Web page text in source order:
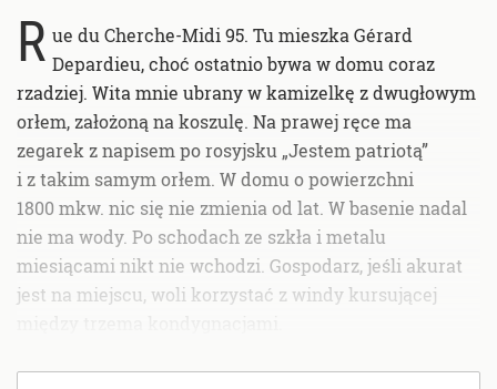
R ue du Cherche-Midi 95. Tu mieszka Gérard
Depardieu, choć ostatnio bywa w domu coraz
rzadziej. Wita mnie ubrany w kamizelkę z dwugłowym
orłem, założoną na koszulę. Na prawej ręce ma
zegarek z napisem po rosyjsku „Jestem patriotą”
i z takim samym orłem. W domu o powierzchni
1800 mkw. nic się nie zmienia od lat. W basenie nadal
nie ma wody. Po schodach ze szkła i metalu
miesiącami nikt nie wchodzi. Gospodarz, jeśli akurat
jest na miejscu, woli korzystać z windy kursującej